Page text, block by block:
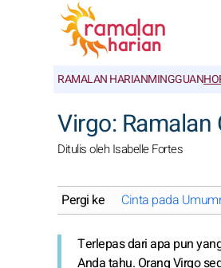
RAMALAN HARIANMINGGUAN
Virgo:
Ditulis oleh Isabelle Fortes
Pergi ke Cinta pada
Terlepas dari apa pun
Anda tahu. Orang Virgo